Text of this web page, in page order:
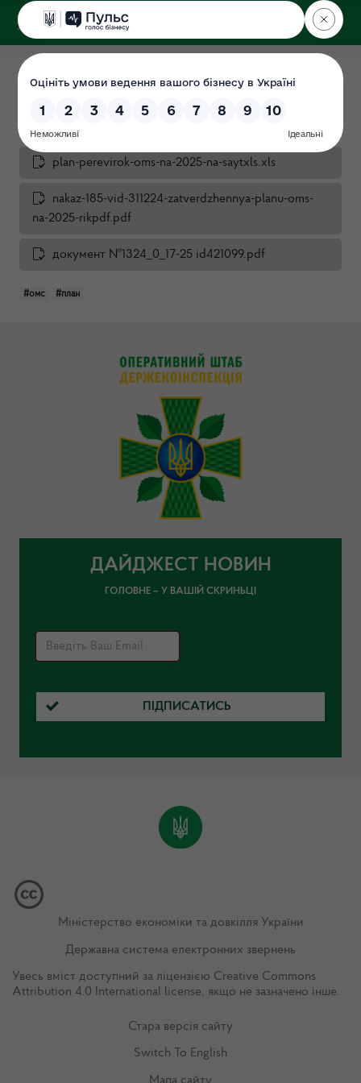
ДЕРЖЕКОІНСПЕКЦІЯ
План перевірок на 2025 рік
plan-perevirok-oms-na-2025-na-saytxls.xls
nakaz-185-vid-311224-zatverdzhennya-planu-oms-
na-2025-rikpdf.pdf
документ №1324_0_17-25 id421099.pdf
#омс #план
ДАЙДЖЕСТ НОВИН
ГОЛОВНЕ – У ВАШІЙ СКРИНЬЦІ
ПІДПИСАТИСЬ
Міністерство економіки та довкілля України
Державна система електронних звернень
Увесь вміст доступний за ліцензією Creative Commons
Attribution 4.0 International license, якщо не зазначено інше.
Стара версія сайту
Switch To English
Мапа сайту